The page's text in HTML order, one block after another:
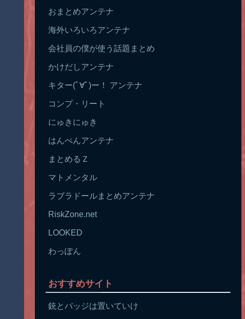
おまとめアンテナ
海外いろいろアンテナ
会社員の僕が使う話題まとめ
かけだしアンテナ
キター(ﾟ∀ﾟ)ー！ アンテナ
コンプ・リート
にゅきにゅき
はんぺんアンテナ
まとめるＺ
マトメンタル
ラブラドールまとめアンテナ
RiskZone.net
LOOKED
わっぽん
おすすめサイト
銃とバッジは置いていけ